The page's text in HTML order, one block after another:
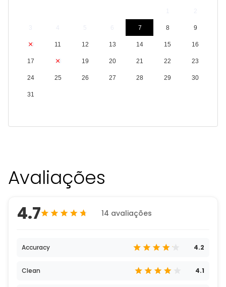
7 8 9
10 11 12 13 14 15 16
17 18 19 20 21 22 23
24 25 26 27 28 29 30
31
Avaliações
4.7 14 avaliações
Accuracy 4.2
Clean 4.1